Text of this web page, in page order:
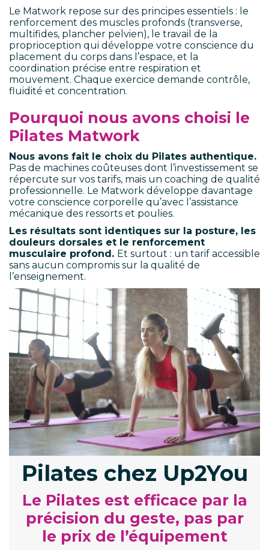
Le Matwork repose sur des principes essentiels : le
renforcement des muscles profonds (transverse,
multifides, plancher pelvien), le travail de la
proprioception qui développe votre conscience du
placement du corps dans l’espace, et la
coordination précise entre respiration et
mouvement. Chaque exercice demande contrôle,
fluidité et concentration.
Pourquoi nous avons choisi le
Pilates Matwork
Nous avons fait le choix du Pilates authentique.
Pas de machines coûteuses dont l’investissement se
répercute sur vos tarifs, mais un coaching de qualité
professionnelle. Le Matwork développe davantage
votre conscience corporelle qu’avec l’assistance
mécanique des ressorts et poulies.
Les résultats sont identiques sur la posture, les
douleurs dorsales et le renforcement
musculaire profond. Et surtout : un tarif accessible
sans aucun compromis sur la qualité de
l’enseignement.
Pilates chez Up2You
Le Pilates est efficace par la
précision du geste, pas par
le prix de l’équipement